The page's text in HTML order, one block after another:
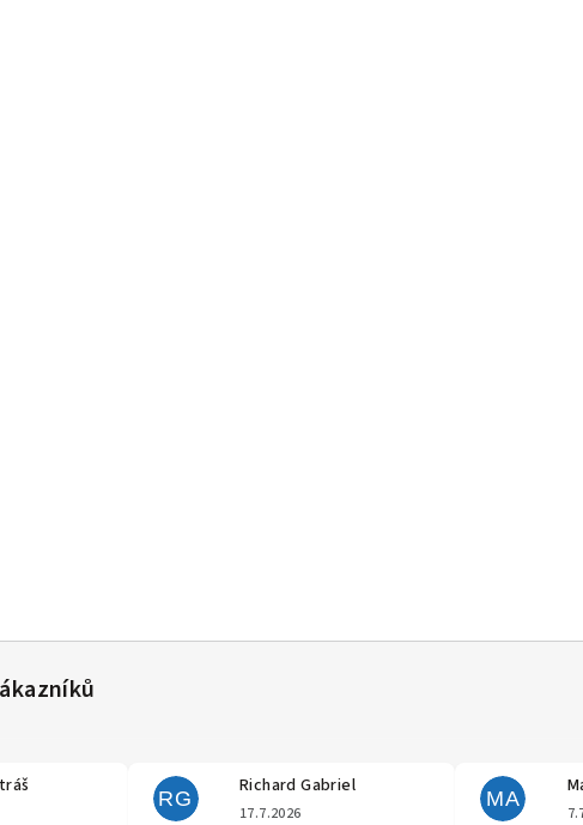
Hodnocení obchodu je 5 z 5 hvězdiček.
RG
Richard Gabriel
Hodnocení obchodu je 5 z 5
17.7.2026
MA